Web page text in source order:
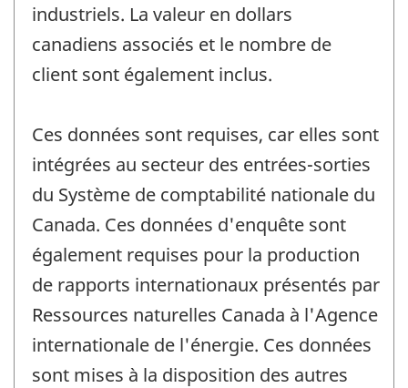
industriels. La valeur en dollars
canadiens associés et le nombre de
client sont également inclus.
Ces données sont requises, car elles sont
intégrées au secteur des entrées-sorties
du Système de comptabilité nationale du
Canada. Ces données d'enquête sont
également requises pour la production
de rapports internationaux présentés par
Ressources naturelles Canada à l'Agence
internationale de l'énergie. Ces données
sont mises à la disposition des autres